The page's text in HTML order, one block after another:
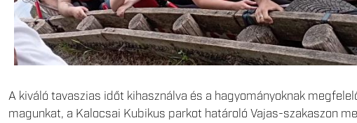
A kiváló tavaszias időt kihasználva és a hagyományoknak
magunkat, a Kalocsai Kubikus parkot határoló Vajas-szakaszon